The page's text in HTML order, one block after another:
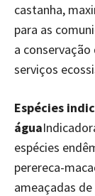
castanha,
para as
a
serviços
Espécies
água
espécies
perereca-
ameaçadas